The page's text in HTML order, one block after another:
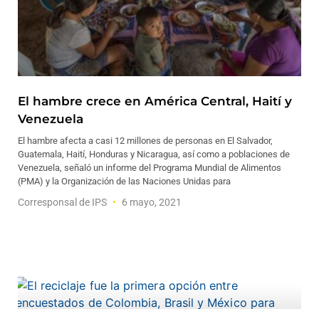
El hambre crece en América Central, Haití y
Venezuela
El hambre afecta a casi 12 millones de personas en El Salvador,
Guatemala, Haití, Honduras y Nicaragua, así como a poblaciones de
Venezuela, señaló un informe del Programa Mundial de Alimentos
(PMA) y la Organización de las Naciones Unidas para
Corresponsal de IPS 6 mayo, 2021